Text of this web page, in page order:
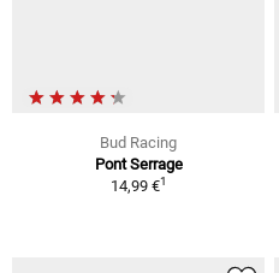
Bud Racing
Pont Serrage
14,99 €1